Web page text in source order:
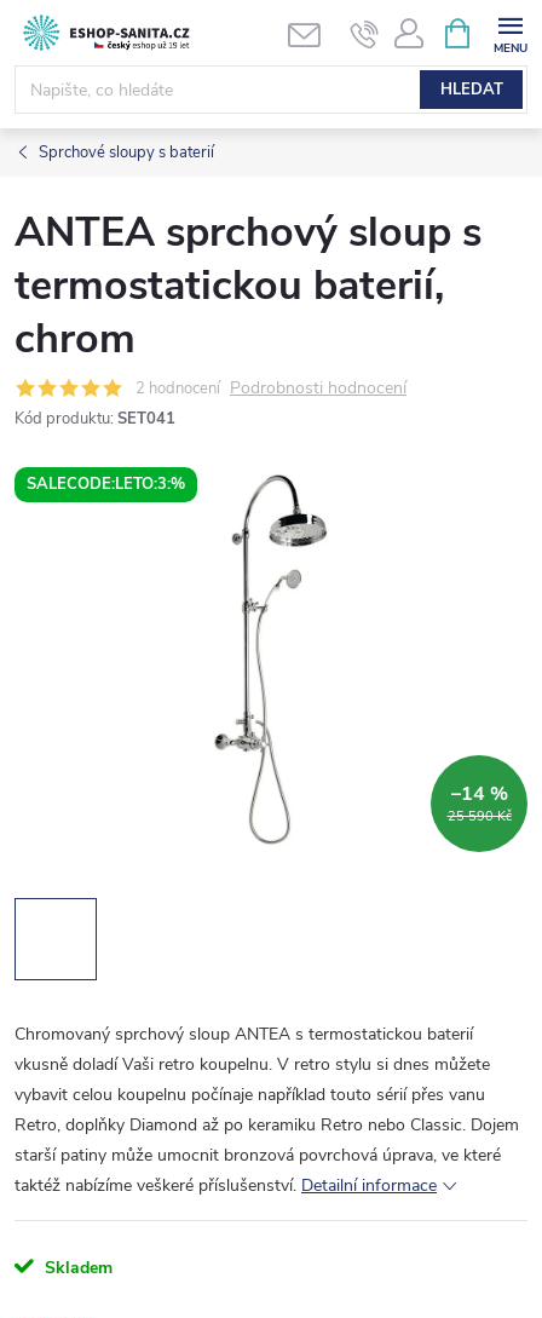
Přejít
obsah
HLEDAT
NÁKUPNÍ
KOŠÍK
Sprchové sloupy s baterií
ANTEA sprchový sloup s
termostatickou baterií,
chrom
2 hodnocení Podrobnosti hodnocení
Kód produktu: SET041
SALECODE:LETO:3:%
25 590 Kč
–14 %
Chromovaný sprchový sloup ANTEA s termostatickou baterií
vkusně doladí Vaši retro koupelnu. V retro stylu si dnes můžete
vybavit celou koupelnu počínaje například touto sérií přes vanu
Retro, doplňky Diamond až po keramiku Retro nebo Classic. Dojem
starší patiny může umocnit bronzová povrchová úprava, ve které
taktéž nabízíme veškeré příslušenství. Detailní informace
Skladem